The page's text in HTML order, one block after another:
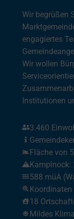
Wir begrüßen
engagiertes
Wir wollen
Institutionen
3.460
Fläche von
Kamplnock:
588 müA
Koordinaten
18
Mildes Klima